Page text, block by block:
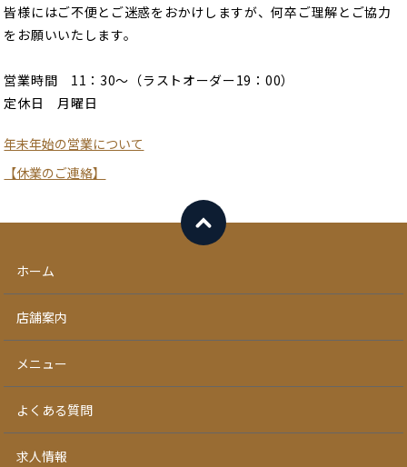
皆様にはご不便とご迷惑をおかけしますが、何卒ご理解とご協力
をお願いいたします。
営業時間 11：30～（ラストオーダー19：00）
定休日 月曜日
年末年始の営業について
【休業のご連絡】
ホーム
店舗案内
メニュー
よくある質問
求人情報